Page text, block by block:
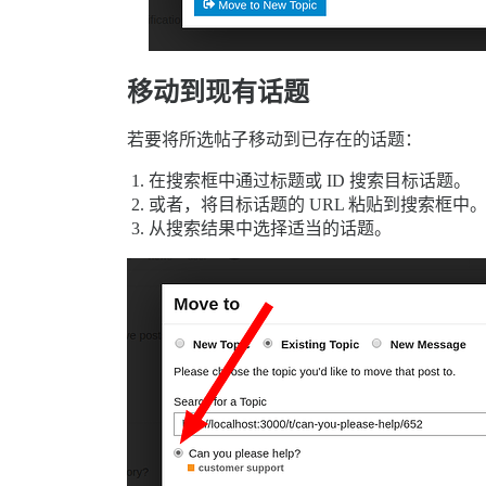
移动到现有话题
若要将所选帖子移动到已存在的话题：
在搜索框中通过标题或 ID 搜索目标话题。
或者，将目标话题的 URL 粘贴到搜索框中。
从搜索结果中选择适当的话题。